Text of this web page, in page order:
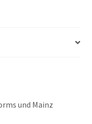
und Mainz